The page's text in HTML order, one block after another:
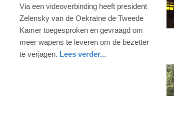
Via een videoverbinding heeft president
Zelensky van de Oekraïne de Tweede
Kamer toegesproken en gevraagd om
meer wapens te leveren om de bezetter
te verjagen. Lees verder...